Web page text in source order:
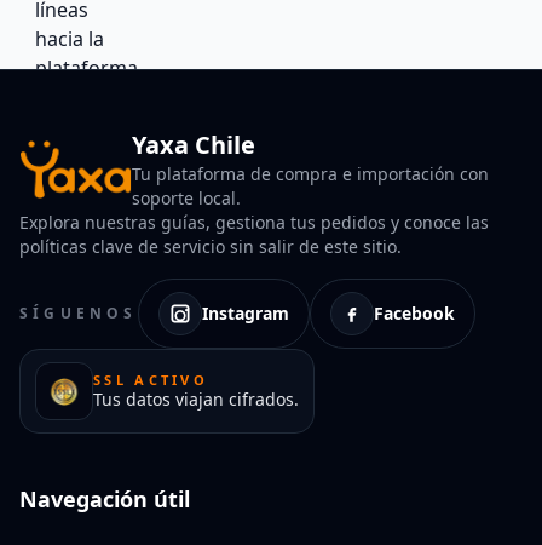
Yaxa Chile
Tu plataforma de compra e importación con
soporte local.
Explora nuestras guías, gestiona tus pedidos y conoce las
políticas clave de servicio sin salir de este sitio.
SÍGUENOS Instagram Facebook
SSL ACTIVO
Tus datos viajan cifrados.
Navegación útil